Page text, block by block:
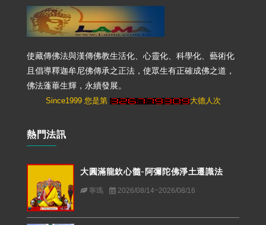
使藏傳佛法與漢傳佛教生活化、心靈化、科學化、藝術化
且倡導釋迦牟尼佛傳承之正法，使眾生有正確成佛之道，
佛法蓬蓽生輝，永續發展。
Since1999 您是第 大德人次
熱門法訊
大圓滿龍欽心髓-阿彌陀佛淨土遷識法
寧瑪 2026/08/14~2026/08/16